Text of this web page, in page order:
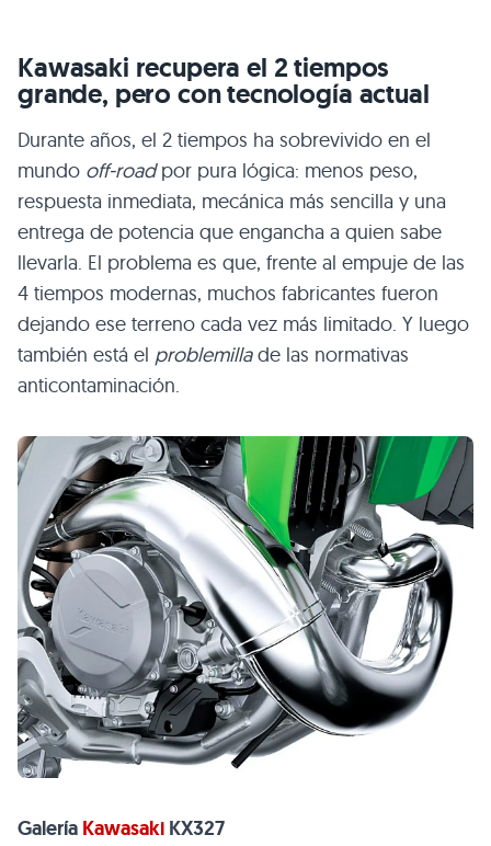
Kawasaki recupera el 2 tiempos
grande, pero con tecnología actual
Durante años, el 2 tiempos ha sobrevivido en el
mundo off-roadpor pura lógica: menos peso,
respuesta inmediata, mecánica más sencilla y una
entrega de potencia que engancha a quien sabe
llevarla. El problema es que, frente al empuje de las
4 tiempos modernas, muchos fabricantes fueron
dejando ese terreno cada vez más limitado. Y luego
también está el problemillade las normativas
anticontaminación.
Galería Kawasaki KX327